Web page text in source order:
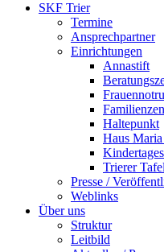
SKF Trier
Termine
Ansprechpartner
Einrichtungen
Annastift
Haltepunkt
Haus
Trierer Tafel
Presse /
Weblinks
Über uns
Struktur
Leitbild